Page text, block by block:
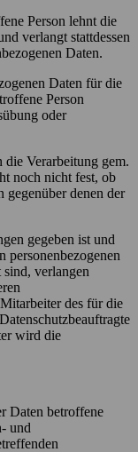
Person lehnt die
verlangt stattdessen
Daten.
Daten für die
Person
oder
die Verarbeitung gem.
noch nicht fest, ob
gegenüber denen der
gegeben ist und
personenbezogenen
verlangen
des für die
wird die
Daten betroffene
und